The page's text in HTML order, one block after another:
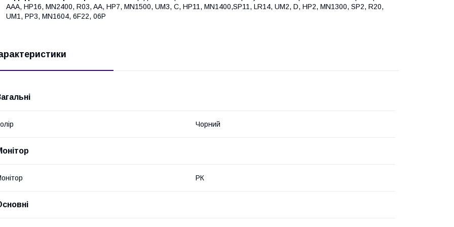
AAA, HP16, MN2400, R03, AA, HP7, MN1500, UM3, C, HP11, MN1400,SP11, LR14, UM2, D, HP2, MN1300, SP2, R20,
UM1, PP3, MN1604, 6F22, 06P
Чорний
РК